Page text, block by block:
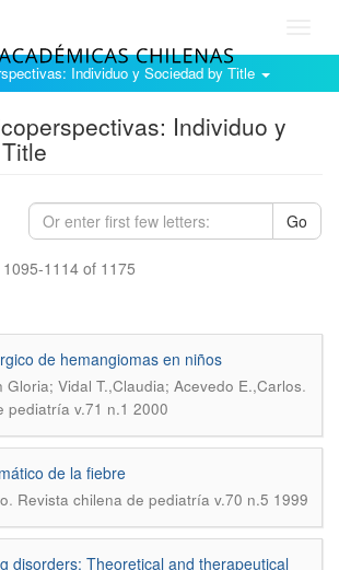
Individuo y Sociedad by Title
Individuo y
Go
1114 of 1175
de hemangiomas en niños
Gloria; Vidal T.,Claudia; Acevedo E.,Carlos.
pediatría v.71 n.1 2000
de la fiebre
. Revista chilena de pediatría v.70 n.5 1999
disorders: Theoretical and therapeutical